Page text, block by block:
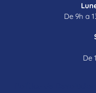
De 9h a
De